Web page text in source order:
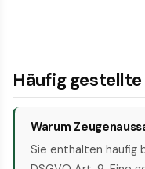
Häufig gestellte
Warum
Sie enthalten häufig